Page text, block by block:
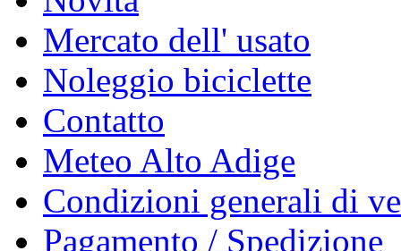
Mercato dell' usato
Noleggio biciclette
Contatto
Meteo Alto Adige
Condizioni generali di
Pagamento / Spedizione